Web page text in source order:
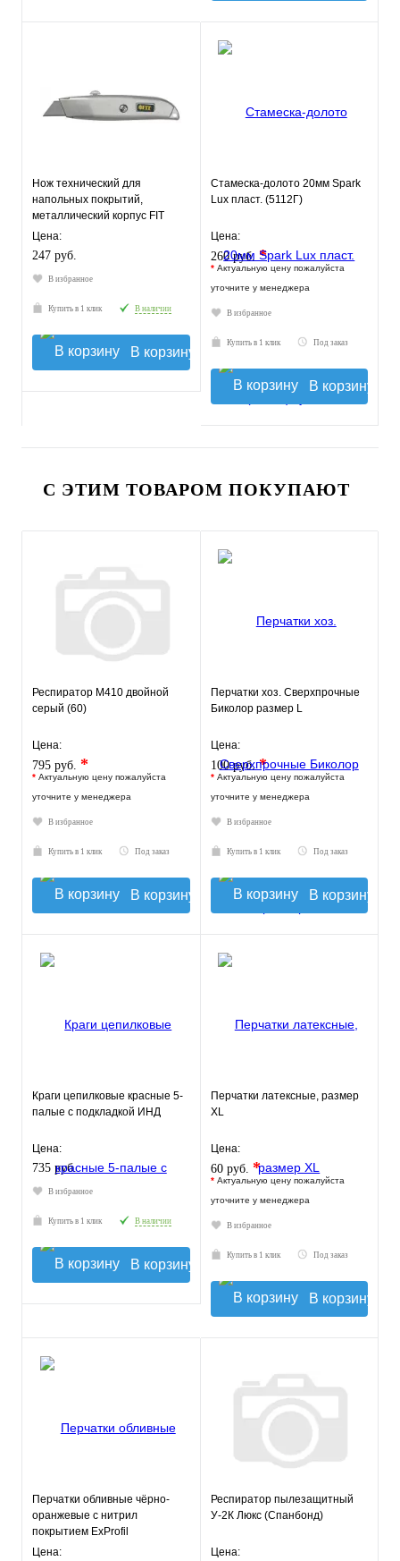
Нож технический для
напольных покрытий,
металлический корпус FIT
Цена:
247 руб.
В избранное
Купить в 1 клик В наличии
В корзину
Стамеска-долото 20мм Spark
Lux пласт. (5112Г)
Цена:
260 руб. *
* Актуальную цену пожалуйста
уточните у менеджера
В избранное
Купить в 1 клик Под заказ
В корзину
С ЭТИМ ТОВАРОМ ПОКУПАЮТ
Респиратор М410 двойной
серый (60)
Цена:
795 руб. *
* Актуальную цену пожалуйста
уточните у менеджера
В избранное
Купить в 1 клик Под заказ
В корзину
Перчатки хоз. Сверхпрочные
Биколор размер L
Цена:
100 руб.*
* Актуальную цену пожалуйста
уточните у менеджера
В избранное
Купить в 1 клик Под заказ
В корзину
Краги цепилковые красные 5-
палые с подкладкой ИНД
Цена:
735 руб.
В избранное
Купить в 1 клик В наличии
В корзину
Перчатки латексные, размер
XL
Цена:
60 руб. *
* Актуальную цену пожалуйста
уточните у менеджера
В избранное
Купить в 1 клик Под заказ
В корзину
Перчатки обливные чёрно-
оранжевые с нитрил
покрытием ExProfil
Цена:
Респиратор пылезащитный
У-2К Люкс (Спанбонд)
Цена: